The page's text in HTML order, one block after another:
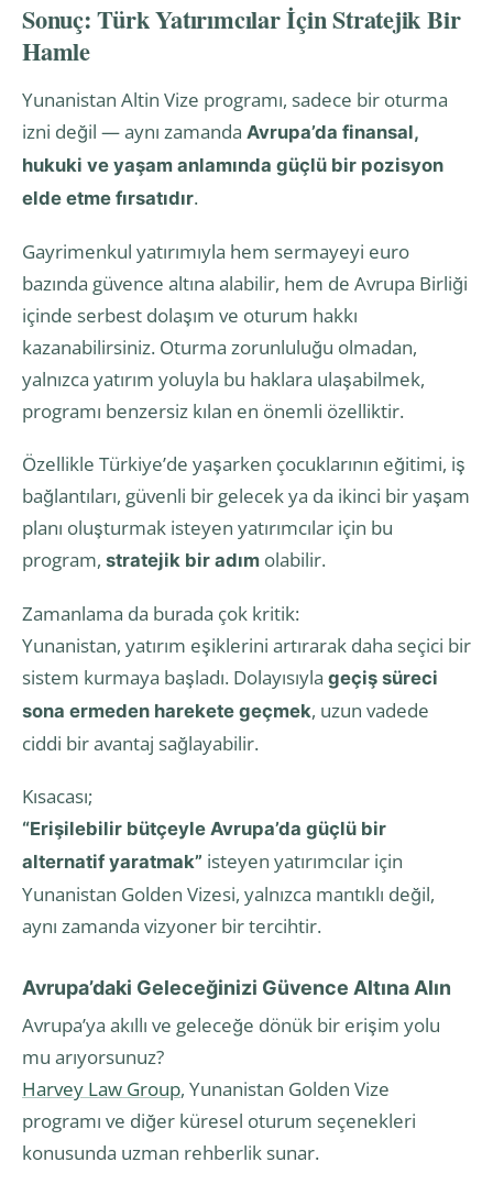
Sonuç: Türk Yatırımcılar İçin Stratejik Bir
Hamle
Yunanistan Altin Vize programı, sadece bir oturma
izni değil — aynı zamanda Avrupa’da finansal,
hukuki ve yaşam anlamında güçlü bir pozisyon
elde etme fırsatıdır.
Gayrimenkul yatırımıyla hem sermayeyi euro
bazında güvence altına alabilir, hem de Avrupa Birliği
içinde serbest dolaşım ve oturum hakkı
kazanabilirsiniz. Oturma zorunluluğu olmadan,
yalnızca yatırım yoluyla bu haklara ulaşabilmek,
programı benzersiz kılan en önemli özelliktir.
Özellikle Türkiye’de yaşarken çocuklarının eğitimi, iş
bağlantıları, güvenli bir gelecek ya da ikinci bir yaşam
planı oluşturmak isteyen yatırımcılar için bu
program, stratejik bir adım olabilir.
Zamanlama da burada çok kritik:
Yunanistan, yatırım eşiklerini artırarak daha seçici bir
sistem kurmaya başladı. Dolayısıyla geçiş süreci
sona ermeden harekete geçmek, uzun vadede
ciddi bir avantaj sağlayabilir.
Kısacası;
“Erişilebilir bütçeyle Avrupa’da güçlü bir
alternatif yaratmak” isteyen yatırımcılar için
Yunanistan Golden Vizesi, yalnızca mantıklı değil,
aynı zamanda vizyoner bir tercihtir.
Avrupa’daki Geleceğinizi Güvence Altına Alın
Avrupa’ya akıllı ve geleceğe dönük bir erişim yolu
mu arıyorsunuz?
Harvey Law Group, Yunanistan Golden Vize
programı ve diğer küresel oturum seçenekleri
konusunda uzman rehberlik sunar.